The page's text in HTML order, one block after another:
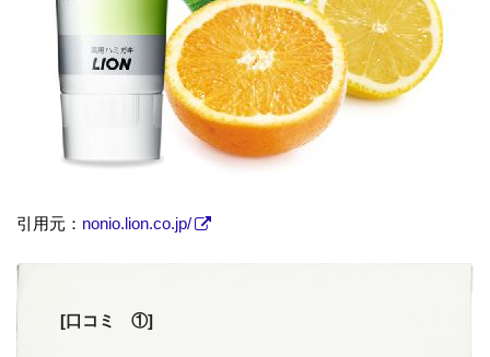
引用元： nonio.lion.co.jp/
[口コミ ①]